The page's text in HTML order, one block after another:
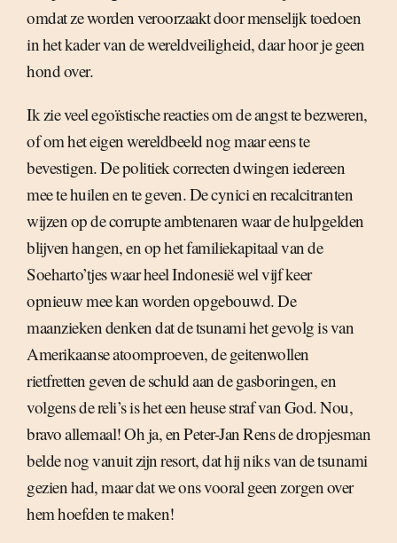
omdat ze worden veroorzaakt door menselijk toedoen
in het kader van de wereldveiligheid, daar hoor je geen
hond over.
Ik zie veel egoïstische reacties om de angst te bezweren,
of om het eigen wereldbeeld nog maar eens te
bevestigen. De politiek correcten dwingen iedereen
mee te huilen en te geven. De cynici en recalcitranten
wijzen op de corrupte ambtenaren waar de hulpgelden
blijven hangen, en op het familiekapitaal van de
Soeharto’tjes waar heel Indonesië wel vijf keer
opnieuw mee kan worden opgebouwd. De
maanzieken denken dat de tsunami het gevolg is van
Amerikaanse atoomproeven, de geitenwollen
rietfretten geven de schuld aan de gasboringen, en
volgens de reli’s is het een heuse straf van God. Nou,
bravo allemaal! Oh ja, en Peter-Jan Rens de dropjesman
belde nog vanuit zijn resort, dat hij niks van de tsunami
gezien had, maar dat we ons vooral geen zorgen over
hem hoefden te maken!